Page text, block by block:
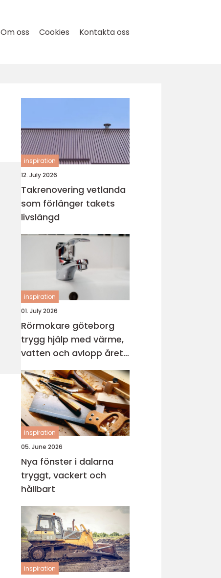
Om oss Cookies Kontakta oss
inspiration
12. July 2026
Takrenovering vetlanda
som förlänger takets
livslängd
inspiration
01. July 2026
Rörmokare göteborg
trygg hjälp med värme,
vatten och avlopp året
runt
inspiration
05. June 2026
Nya fönster i dalarna
tryggt, vackert och
hållbart
inspiration